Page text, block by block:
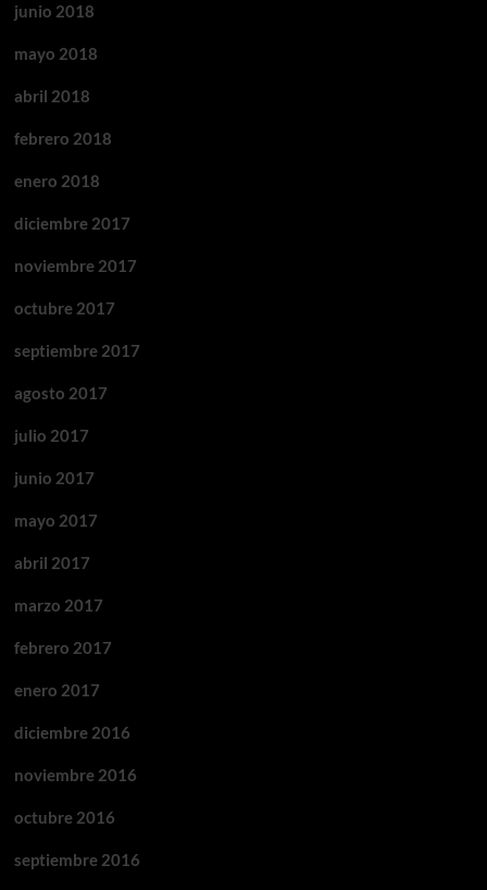
junio 2018
mayo 2018
abril 2018
febrero 2018
enero 2018
diciembre 2017
noviembre 2017
octubre 2017
septiembre 2017
agosto 2017
julio 2017
junio 2017
mayo 2017
abril 2017
marzo 2017
febrero 2017
enero 2017
diciembre 2016
noviembre 2016
octubre 2016
septiembre 2016